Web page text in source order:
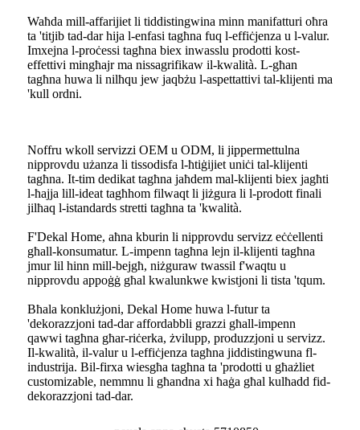
Waħda mill-affarijiet li tiddistingwina minn manifatturi oħra
ta 'titjib tad-dar hija l-enfasi tagħna fuq l-effiċjenza u l-valur.
Imxejna l-proċessi tagħna biex inwasslu prodotti kost-
effettivi mingħajr ma nissagrifikaw il-kwalità. L-għan
tagħna huwa li nilħqu jew jaqbżu l-aspettattivi tal-klijenti ma
'kull ordni.
Noffru wkoll servizzi OEM u ODM, li jippermettulna
nipprovdu użanza li tissodisfa l-ħtiġijiet uniċi tal-klijenti
tagħna. It-tim dedikat tagħna jaħdem mal-klijenti biex jagħti
l-ħajja lill-ideat tagħhom filwaqt li jiżgura li l-prodott finali
jilħaq l-istandards stretti tagħna ta 'kwalità.
F'Dekal Home, aħna kburin li nipprovdu servizz eċċellenti
għall-konsumatur. L-impenn tagħna lejn il-klijenti tagħna
jmur lil hinn mill-bejgħ, niżguraw twassil f'waqtu u
nipprovdu appoġġ għal kwalunkwe kwistjoni li tista 'tqum.
Bħala konklużjoni, Dekal Home huwa l-futur ta
'dekorazzjoni tad-dar affordabbli grazzi għall-impenn
qawwi tagħna għar-riċerka, żvilupp, produzzjoni u servizz.
Il-kwalità, il-valur u l-effiċjenza tagħna jiddistingwuna fl-
industrija. Bil-firxa wiesgħa tagħna ta 'prodotti u għażliet
customizable, nemmnu li għandna xi ħaġa għal kulħadd fid-
dekorazzjoni tad-dar.